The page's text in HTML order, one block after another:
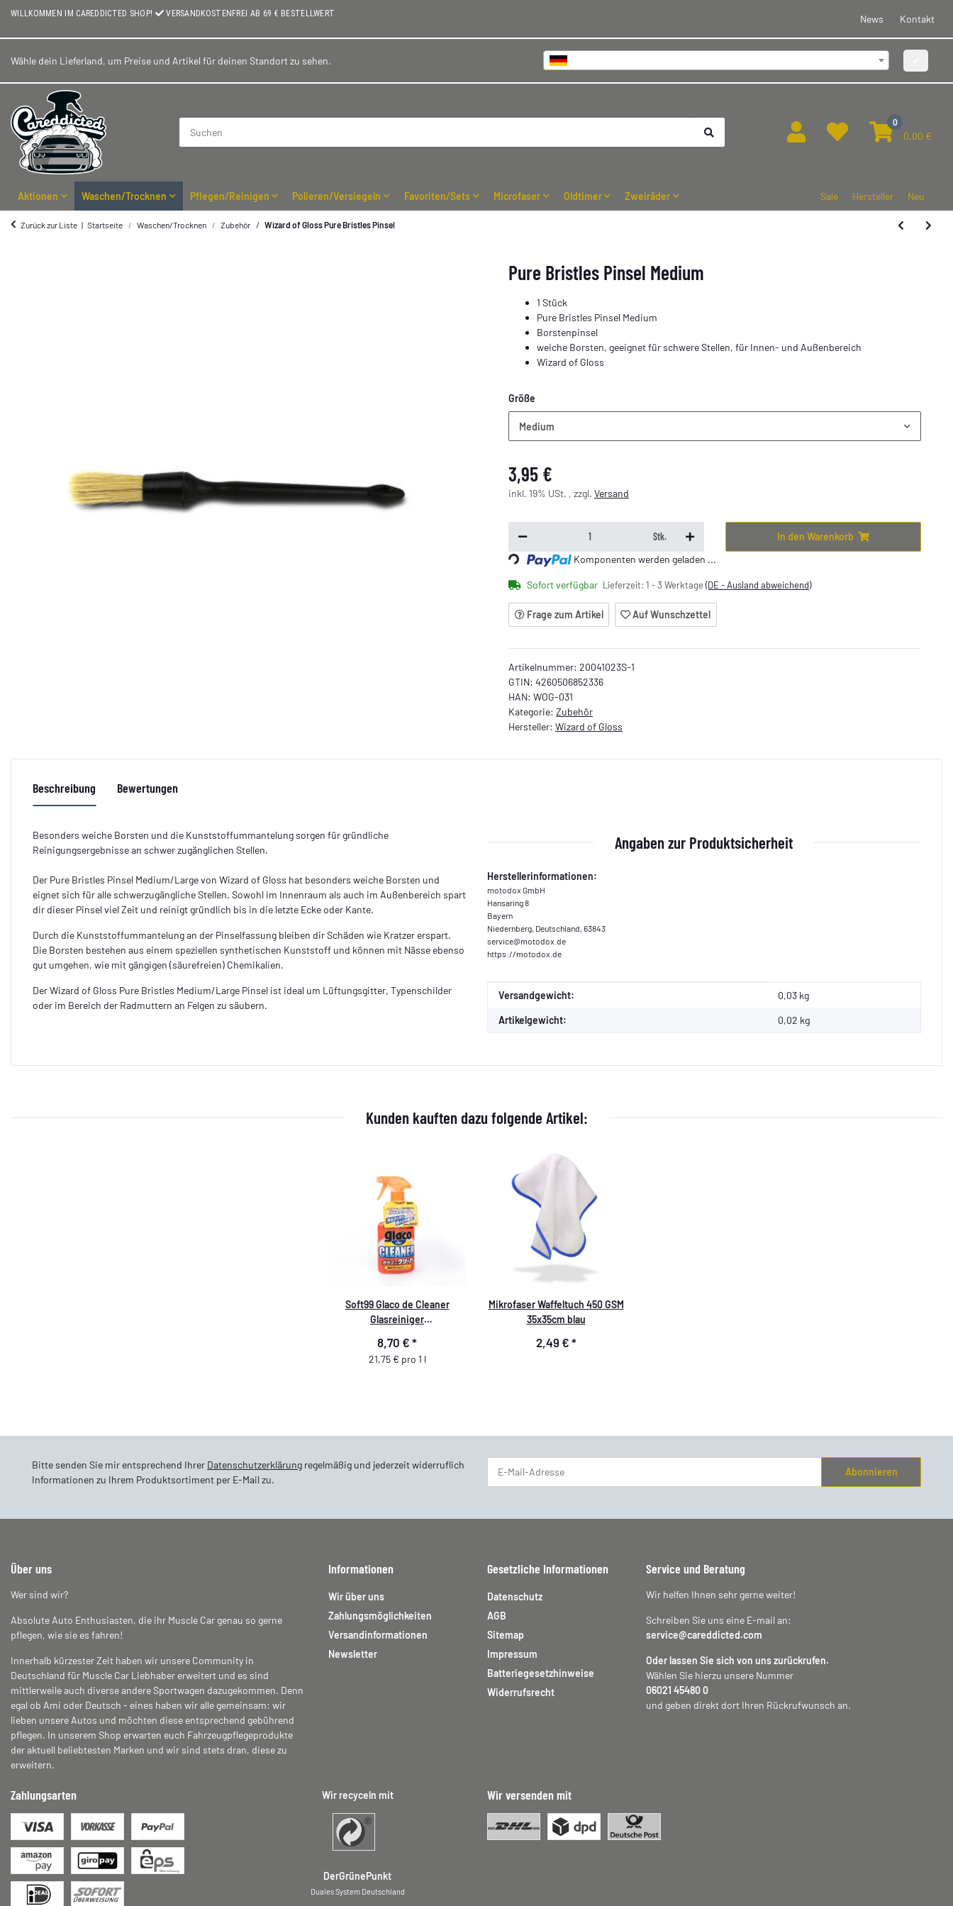
News Kontakt
WILLKOMMEN IM CAREDDICTED SHOP! VERSANDKOSTENFREI AB 69 € BESTELLWERT
Wähle dein Lieferland, um Preise und Artikel für deinen Standort zu sehen.
0
0,00 €
Aktionen Waschen/Trocknen Pflegen/Reinigen Polieren/Versiegeln Favoriten/Sets Microfaser Oldtimer Zweiräder Sale Hersteller Neu
Zurück zur Liste Startseite Waschen/Trocknen Zubehör Wizard of Gloss Pure Bristles Pinsel
Pure Bristles Pinsel Medium
1 Stück
Pure Bristles Pinsel Medium
Borstenpinsel
weiche Borsten, geeignet für schwere Stellen, für Innen- und Außenbereich
Wizard of Gloss
Größe
Medium
3,95 €
inkl. 19% USt. , zzgl. Versand
Stk. In den Warenkorb
Loading... Komponenten werden geladen ...
Sofort verfügbar Lieferzeit: 1 - 3 Werktage (DE - Ausland abweichend)
Frage zum Artikel Auf Wunschzettel
Artikelnummer: 20041023S-1
GTIN: 4260506852336
HAN: WOG-031
Kategorie: Zubehör
Hersteller: Wizard of Gloss
Beschreibung Bewertungen
Besonders weiche Borsten und die Kunststoffummantelung sorgen für gründliche
Reinigungsergebnisse an schwer zugänglichen Stellen.
Der Pure Bristles Pinsel Medium/Large von Wizard of Gloss hat besonders weiche Borsten und
eignet sich für alle schwerzugängliche Stellen. Sowohl im Innenraum als auch im Außenbereich spart
dir dieser Pinsel viel Zeit und reinigt gründlich bis in die letzte Ecke oder Kante.
Durch die Kunststoffummantelung an der Pinselfassung bleiben dir Schäden wie Kratzer erspart.
Die Borsten bestehen aus einem speziellen synthetischen Kunststoff und können mit Nässe ebenso
gut umgehen, wie mit gängigen (säurefreien) Chemikalien.
Der Wizard of Gloss Pure Bristles Medium/Large Pinsel ist ideal um Lüftungsgitter, Typenschilder
oder im Bereich der Radmuttern an Felgen zu säubern.
Angaben zur Produktsicherheit
Herstellerinformationen:
motodox GmbH
Hansaring 8
Bayern
Niedernberg, Deutschland, 63843
service@motodox.de
https://motodox.de
Produkteigenschaft
Wert
Versandgewicht: 0,03 kg
Artikelgewicht: 0,02 kg
Kunden kauften dazu folgende Artikel:
Soft99 Glaco de Cleaner
Glasreiniger
Abperleffekt, 400 ml
8,70 € *
21,75 € pro 1 l
Mikrofaser Waffeltuch 450 GSM
35x35cm blau
2,49 € *
Bitte senden Sie mir entsprechend Ihrer Datenschutzerklärung regelmäßig und jederzeit widerruflich
Informationen zu Ihrem Produktsortiment per E-Mail zu.
Abonnieren
Über uns
Wer sind wir?
Absolute Auto Enthusiasten, die ihr Muscle Car genau so gerne
pflegen, wie sie es fahren!
Innerhalb kürzester Zeit haben wir unsere Community in
Deutschland für Muscle Car Liebhaber erweitert und es sind
mittlerweile auch diverse andere Sportwagen dazugekommen. Denn
egal ob Ami oder Deutsch - eines haben wir alle gemeinsam: wir
lieben unsere Autos und möchten diese entsprechend gebührend
pflegen. In unserem Shop erwarten euch Fahrzeugpflegeprodukte
der aktuell beliebtesten Marken und wir sind stets dran, diese zu
erweitern.
Informationen
Wir über uns
Zahlungsmöglichkeiten
Versandinformationen
Newsletter
Gesetzliche Informationen
Datenschutz
AGB
Sitemap
Impressum
Batteriegesetzhinweise
Widerrufsrecht
Service und Beratung
Wir helfen Ihnen sehr gerne weiter!
Schreiben Sie uns eine E-mail an:
service@careddicted.com
Oder lassen Sie sich von uns zurückrufen.
Wählen Sie hierzu unsere Nummer
06021 45480 0
und geben direkt dort Ihren Rückrufwunsch an.
Zahlungsarten Wir recyceln mit
DerGrünePunkt
Duales System Deutschland
Wir versenden mit